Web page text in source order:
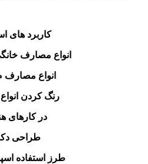
کاربرد های
انواع مصارف
انواع مصارف
رنگ کردن
در کارهای
طراحی
طرز استفاده